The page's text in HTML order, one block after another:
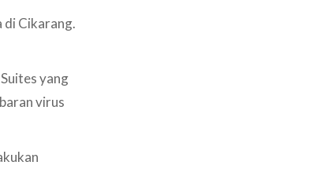
di Cikarang.
yang
virus